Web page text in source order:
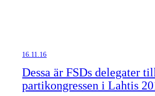
16.11.16
Dessa är FSDs delegater
partikongressen i Lahtis